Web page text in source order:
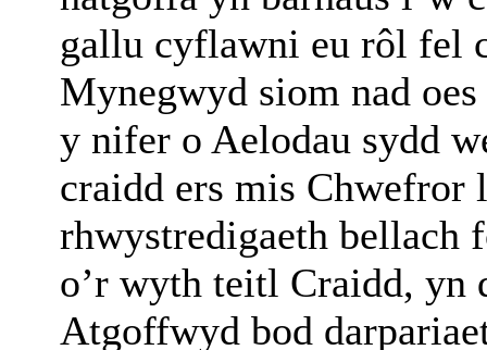
gallu cyflawni eu rôl fel
Mynegwyd siom nad
y nifer o Aelodau sydd
craidd ers mis Chwefror
rhwystredigaeth bellach
o’r wyth teitl Craidd, yn
Atgoffwyd bod